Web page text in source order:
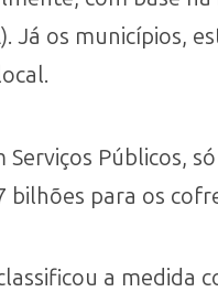
Já os municípios,
Públicos,
bilhões para os
a medida